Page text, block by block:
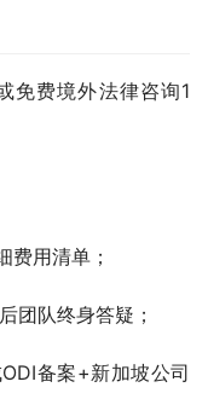
免费境外法律咨询1
费用清单；
团队终身答疑；
备案+新加坡公司